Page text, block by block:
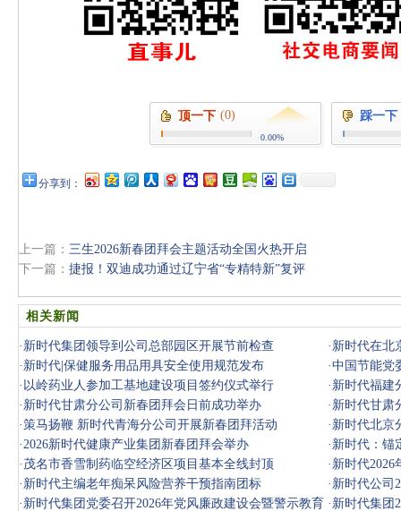
顶一下 (0)
0.00%
踩一下
分享到：
上一篇： 三生2026新春团拜会主题活动全国火热开启
下一篇： 捷报！双迪成功通过辽宁省“专精特新”复评
相关新闻
· 新时代集团领导到公司总部园区开展节前检查 · 新时代在北
· 新时代|保健服务用品用具安全使用规范发布 ·中国节能党
· 以岭药业人参加工基地建设项目签约仪式举行 · 新时代福建
· 新时代甘肃分公司新春团拜会日前成功举办 · 新时代甘肃
·策马扬鞭 新时代青海分公司开展新春团拜活动 · 新时代北京
·2026新时代健康产业集团新春团拜会举办 · 新时代：锚
· 茂名市香雪制药临空经济区项目基本全线封顶 · 新时代2026
· 新时代‌主编老年痴呆风险营养干预指南团标 · 新时代公司
· 新时代集团党委召开2026年党风廉政建设会暨警示教育 · 新时代集团